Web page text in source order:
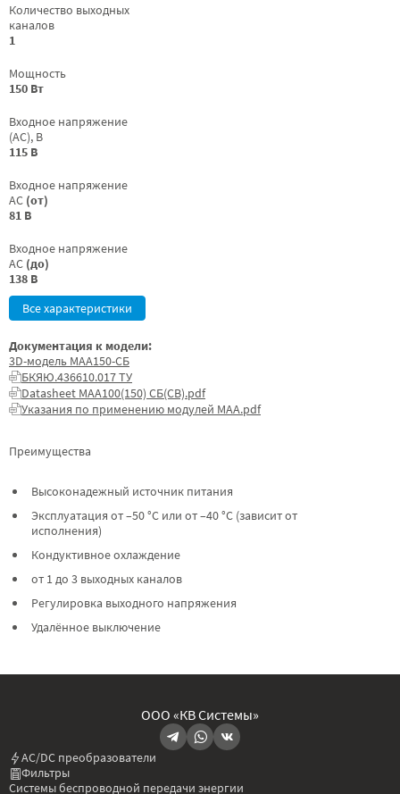
Количество выходных
каналов
1
Мощность
150 Вт
Входное напряжение
(AC), В
115 В
Входное напряжение
AC (от)
81 В
Входное напряжение
AC (до)
138 В
Все характеристики
Преимущества
Высоконадежный источник питания
Эксплуатация от –50 °C или от –40 °C (зависит от
исполнения)
Кондуктивное охлаждение
от 1 до 3 выходных каналов
Регулировка выходного напряжения
Удалённое выключение
Документация к модели:
3D-модель МАА150-СБ
БКЯЮ.436610.017 ТУ
Datasheet МАА100(150) СБ(СВ).pdf
Указания по применению модулей МАА.pdf
ООО «КВ Системы»
AC/DC преобразователи
Фильтры
Системы беспроводной передачи энергии